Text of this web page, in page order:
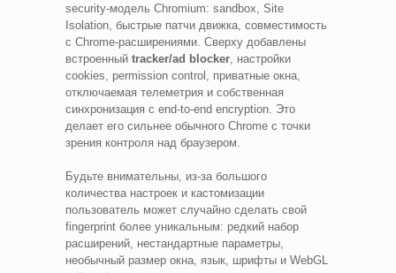
security‑модель Chromium: sandbox, Site
Isolation, быстрые патчи движка, совместимость
с Chrome‑расширениями. Сверху добавлены
встроенный tracker/ad blocker, настройки
cookies, permission control, приватные окна,
отключаемая телеметрия и собственная
синхронизация с end‑to‑end encryption. Это
делает его сильнее обычного Chrome с точки
зрения контроля над браузером.
Будьте внимательны, из‑за большого
количества настроек и кастомизации
пользователь может случайно сделать свой
fingerprint более уникальным: редкий набор
расширений, нестандартные параметры,
необычный размер окна, язык, шрифты и WebGL